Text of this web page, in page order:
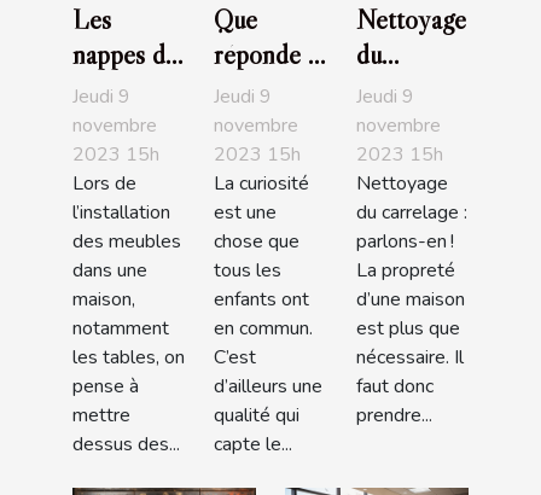
Les
nappes de
table :
parlons-
en !
Jeudi 9
novembre
2023 15h
Lors de
l’installation
des meubles
dans une
maison,
notamment
les tables, on
pense à
mettre
dessus des...
Que
réponde à
l’enfant
qui
demande
l’origine
des bébés
?
Jeudi 9
novembre
2023 15h
La curiosité
est une
chose que
tous les
enfants ont
en commun.
C’est
d’ailleurs une
qualité qui
capte le...
Nettoyage
du
carrelage :
parlons-
en !
Jeudi 9
novembre
2023 15h
Nettoyage
du carrelage :
parlons-en !
La propreté
d’une maison
est plus que
nécessaire. Il
faut donc
prendre...